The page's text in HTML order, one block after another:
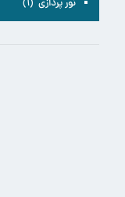
نور پردازی (۱)